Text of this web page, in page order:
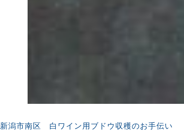
新潟市南区 白ワイン用ブドウ収穫のお手伝い